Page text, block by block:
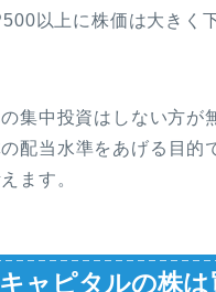
以上に株価は大きく
集中投資はしない方が
配当水準をあげる目的
ます。
ャピタルの株は